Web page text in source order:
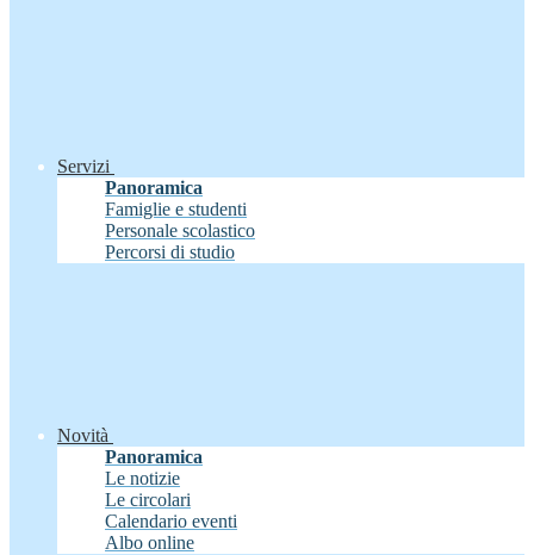
Servizi
Panoramica
Famiglie e studenti
Personale scolastico
Percorsi di studio
Novità
Panoramica
Le notizie
Le circolari
Calendario eventi
Albo online